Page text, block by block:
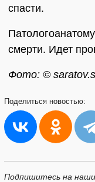
спасти.
смерти. Идет
Фото: ©
Поделиться новостью:
Подпишитесь на